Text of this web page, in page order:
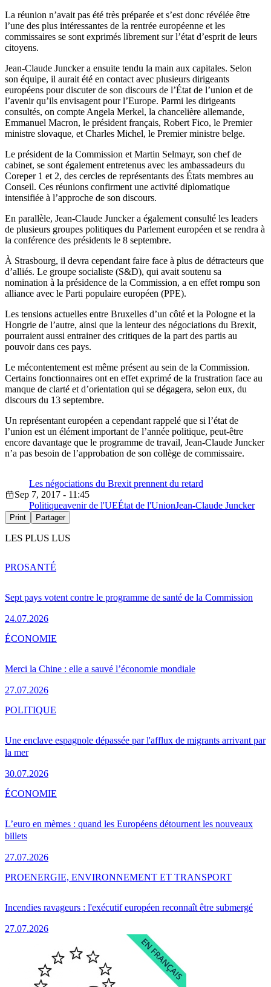
La réunion n’avait pas été très préparée et s’est donc révélée être
l’une des plus intéressantes de la rentrée européenne et les
commissaires se sont exprimés librement sur l’état d’esprit de leurs
citoyens.
Jean-Claude Juncker a ensuite tendu la main aux capitales. Selon
son équipe, il aurait été en contact avec plusieurs dirigeants
européens pour discuter de son discours de l’État de l’union et de
l’avenir qu’ils envisagent pour l’Europe. Parmi les dirigeants
consultés, on compte Angela Merkel, la chancelière allemande,
Emmanuel Macron, le président français, Robert Fico, le Premier
ministre slovaque, et Charles Michel, le Premier ministre belge.
Le président de la Commission et Martin Selmayr, son chef de
cabinet, se sont également entretenus avec les ambassadeurs du
Coreper 1 et 2, des cercles de représentants des États membres au
Conseil. Ces réunions confirment une activité diplomatique
intensifiée à l’approche de son discours.
En parallèle, Jean-Claude Juncker a également consulté les leaders
de plusieurs groupes politiques du Parlement européen et se rendra à
la conférence des présidents le 8 septembre.
À Strasbourg, il devra cependant faire face à plus de détracteurs que
d’alliés. Le groupe socialiste (S&D), qui avait soutenu sa
nomination à la présidence de la Commission, a en effet rompu son
alliance avec le Parti populaire européen (PPE).
Les tensions actuelles entre Bruxelles d’un côté et la Pologne et la
Hongrie de l’autre, ainsi que la lenteur des négociations du Brexit,
pourraient aussi entrainer des critiques de la part des partis au
pouvoir dans ces pays.
Le mécontentement est même présent au sein de la Commission.
Certains fonctionnaires ont en effet exprimé de la frustration face au
manque de clarté et d’orientation qui se dégagera, selon eux, du
discours du 13 septembre.
Un représentant européen a cependant rappelé que si l’état de
l’union est un élément important de l’année politique, peut-être
encore davantage que le programme de travail, Jean-Claude Juncker
n’a pas besoin de l’approbation de son collège de commissaire.
Les négociations du Brexit prennent du retard
Sep 7, 2017 - 11:45
Politiqueavenir de l'UEÉtat de l'UnionJean-Claude Juncker
Print Partager
LES PLUS LUS
Sept pays votent contre le programme de santé de la Commission
24.07.2026
PROSANTÉ
Merci la Chine : elle a sauvé l’économie mondiale
27.07.2026
ÉCONOMIE
Une enclave espagnole dépassée par l'afflux de migrants arrivant par
la mer
30.07.2026
POLITIQUE
L’euro en mèmes : quand les Européens détournent les nouveaux
billets
27.07.2026
ÉCONOMIE
Incendies ravageurs : l'exécutif européen reconnaît être submergé
27.07.2026
PROENERGIE, ENVIRONNEMENT ET TRANSPORT